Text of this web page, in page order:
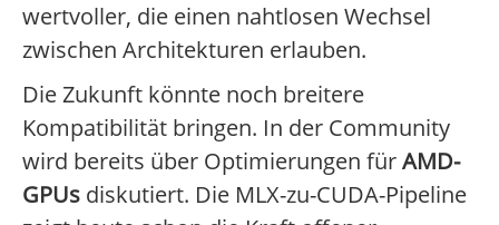
wertvoller, die einen nahtlosen Wechsel
zwischen Architekturen erlauben.
Die Zukunft könnte noch breitere
Kompatibilität bringen. In der Community
wird bereits über Optimierungen fürAMD-
GPUs diskutiert. Die MLX-zu-CUDA-Pipeline